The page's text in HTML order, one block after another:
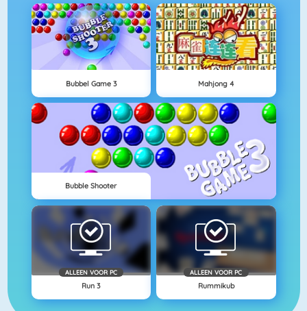
Bubbel Game 3 Mahjong 4
Bubble Shooter
ALLEEN VOOR PC
Run 3
ALLEEN VOOR PC
Rummikub